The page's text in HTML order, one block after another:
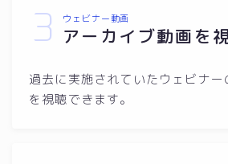
3 ウェビナー動画
アーカイブ動画を
過去に実施されていたウェビナ
を視聴できます。